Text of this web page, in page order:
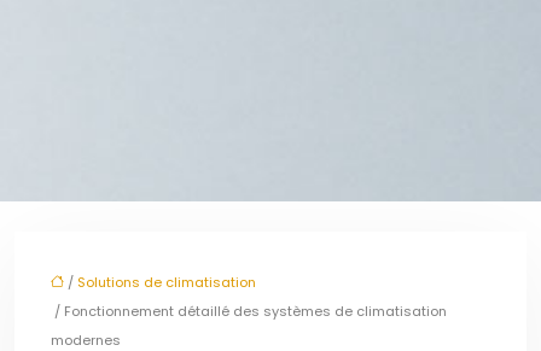
/ Solutions de climatisation
/ Fonctionnement détaillé des systèmes de climatisation
modernes